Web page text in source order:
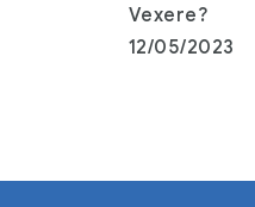
Vexere?
12/05/2023